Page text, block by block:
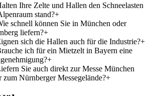
Ihre Zelte und Hallen den Schneelasten
stand?+
schnell können Sie in München oder
liefern?+
sich die Hallen auch für die Industrie?+
ich für ein Mietzelt in Bayern eine
+
Sie auch direkt zur Messe München
zum Nürnberger Messegelände?+